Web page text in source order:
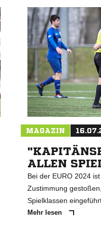
MAGAZIN
ALLEN
Bei der EURO 2024
Zustimmung
Spielklassen
Mehr lesen